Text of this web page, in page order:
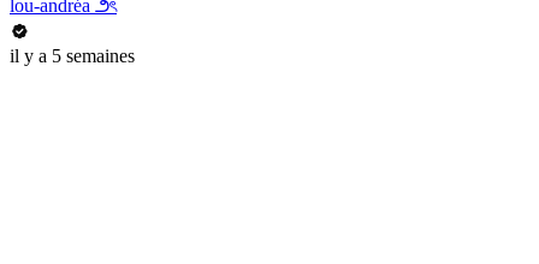
lou-andréa ౨ৎ
il y a 5 semaines